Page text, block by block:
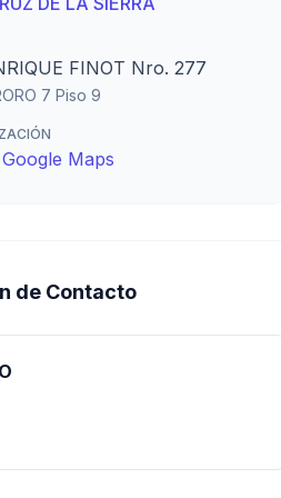
FINOT Nro. 277
7 Piso 9
Maps
de Contacto